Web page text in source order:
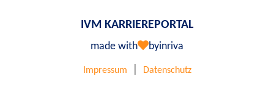
IVM KARRIEREPORTAL
made with byinriva
Impressum Datenschutz